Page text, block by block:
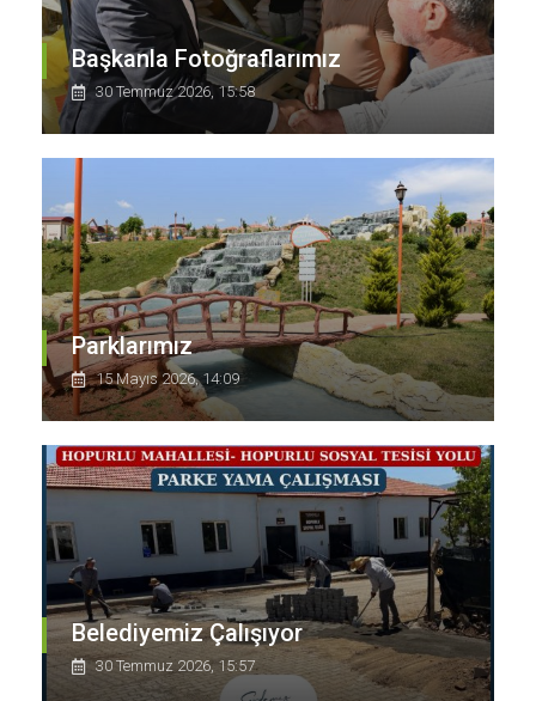
Başkanla Fotoğraflarımız
30 Temmuz 2026, 15:58
Parklarımız
15 Mayıs 2026, 14:09
Belediyemiz Çalışıyor
30 Temmuz 2026, 15:57